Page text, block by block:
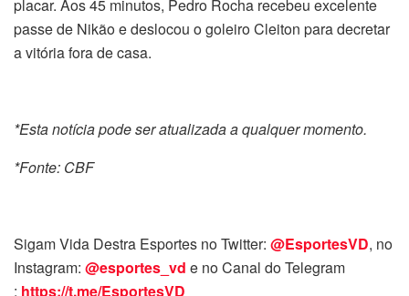
placar. Aos 45 minutos, Pedro Rocha recebeu excelente
passe de Nikão e deslocou o goleiro Cleiton para decretar
a vitória fora de casa.
*Esta notícia pode ser atualizada a qualquer momento.
*Fonte: CBF
Sigam Vida Destra Esportes no Twitter: @EsportesVD, no
Instagram: @esportes_vd e no Canal do Telegram
: https://t.me/EsportesVD